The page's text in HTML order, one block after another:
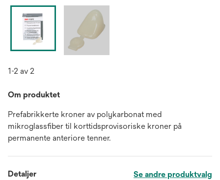
1-2 av 2
Om produktet
Prefabrikkerte kroner av polykarbonat med
mikroglassfiber til korttidsprovisoriske kroner på
permanente anteriore tenner.
Detaljer Se andre produktvalg